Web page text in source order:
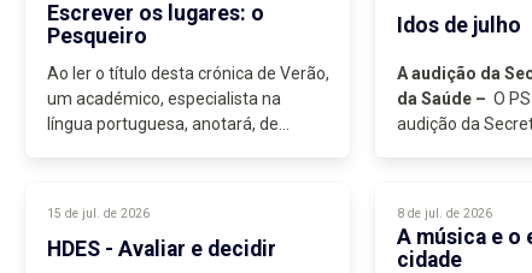
Escrever os lugares: o
Pesqueiro
Ao ler o título desta crónica de Verão,
um académico, especialista na
língua portuguesa, anotará, de
Idos de julho
A audição da
da Saúde – O
audição da
15 de jul. de 2026
HDES - Avaliar e decidir
8 de jul. de 2026
A música e o
cidade